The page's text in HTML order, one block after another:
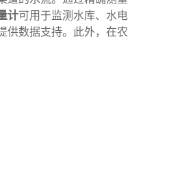
计可用于监测水库、水电
供数据支持。此外，在农